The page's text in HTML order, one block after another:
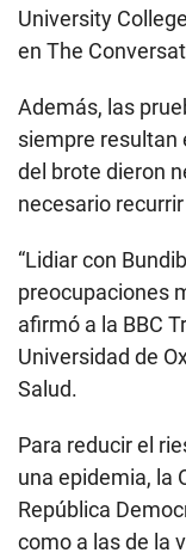
University
en The
Además, las
siempre resultan
del brote dieron
necesario
“Lidiar con
preocupaciones
afirmó a la BBC
Universidad de
Salud.
Para reducir el
una epidemia, la
República
como a las de la